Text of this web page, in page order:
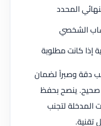
المحدد
الشخصي
إذا كانت مطلوبة
دقة وصبراً لضمان
ينصح بحفظ
المدخلة لتجنب